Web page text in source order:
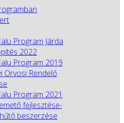
Program Járda
2022
Program 2019
Orvosi Rendelő
Program 2021
fejlesztése-
beszerzése